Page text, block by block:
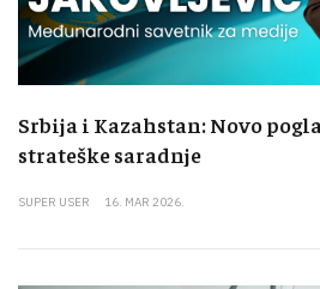
Srbija i Kazahstan: Novo
strateške saradnje
SUPER USER 16. MAR 2026.